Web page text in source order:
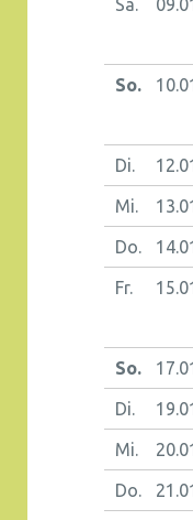
Sa.
So.
Di.
Mi.
Do.
Fr.
So.
Di.
Mi.
Do.